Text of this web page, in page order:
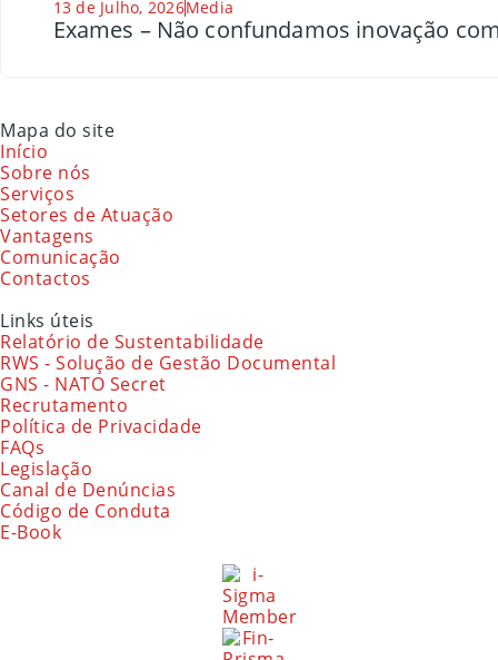
13 de Julho, 2026Media
Exames – Não confundamos inovação
Mapa do site
Início
Sobre nós
Serviços
Setores de Atuação
Vantagens
Comunicação
Contactos
Links úteis
Relatório de Sustentabilidade
RWS - Solução de Gestão Documental
GNS - NATO Secret
Recrutamento
Política de Privacidade
FAQs
Legislação
Canal de Denúncias
Código de Conduta
E-Book